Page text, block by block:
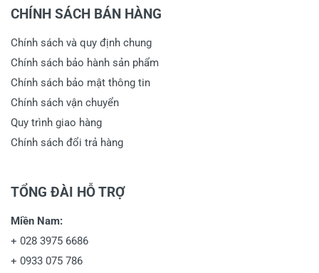
CHÍNH SÁCH BÁN HÀNG
Chính sách và quy định chung
Chính sách bảo hành sản phẩm
Chính sách bảo mật thông tin
Chính sách vận chuyển
Quy trình giao hàng
Chính sách đổi trả hàng
TỔNG ĐÀI HỖ TRỢ
Miền Nam:
+ 028 3975 6686
+ 0933 075 786